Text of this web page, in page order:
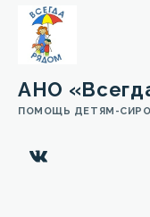
АНО
ПОМОЩЬ ДЕТЯМ-